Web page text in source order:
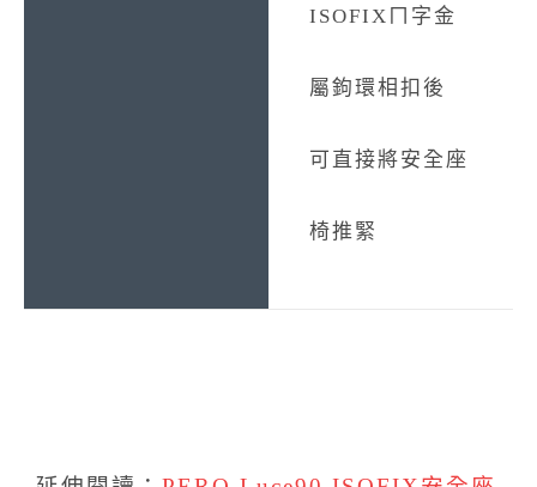
ISOFIXㄇ字金
屬鉤環相扣後
可直接將安全座
椅推緊